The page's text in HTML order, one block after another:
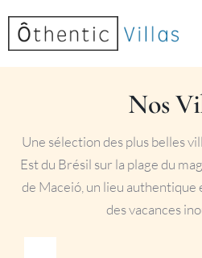
Nos
Une sélection des plus belles
Est du Brésil sur la plage du
de Maceió, un lieu
des vacances